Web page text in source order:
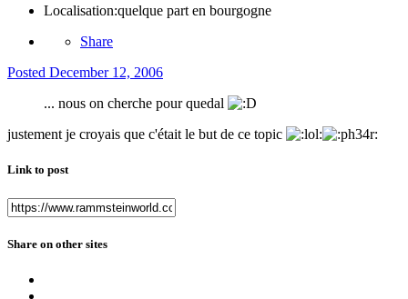
Localisation:quelque part en bourgogne
Share
Posted December 12, 2006
... nous on cherche pour quedal
justement je croyais que c'était le but de ce topic
Link to post
Share on other sites